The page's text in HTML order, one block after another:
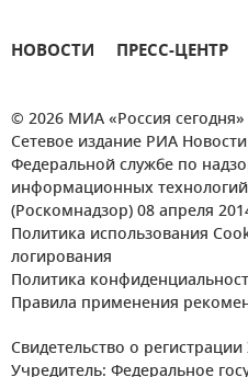
НОВОСТИ ПРЕСС-ЦЕНТР
© 2026 МИА «Россия сегодня»
Сетевое издание РИА
Федеральной службе по
информационных
(Роскомнадзор) 08 апреля
Политика использования
логирования
Политика
Правила применения
Свидетельство о
Учредитель: Федеральное